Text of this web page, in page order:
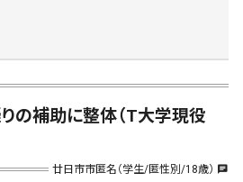
の補助に整体（T大学現役
廿日市市匿名（学生/匿性別/18歳） chat